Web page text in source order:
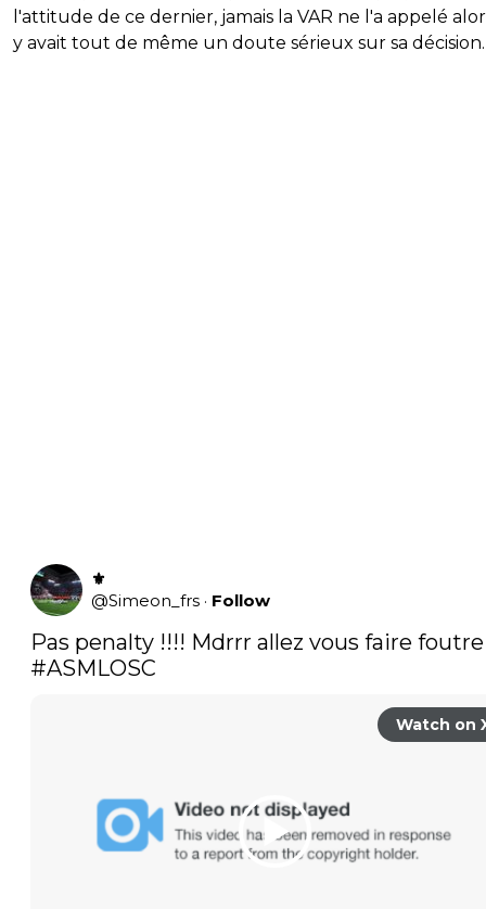
l'attitude de ce dernier, jamais la VAR ne l'a appelé
y avait tout de même un doute sérieux sur sa décision.
⚜️
@Simeon_frs · Follow
#ASMLOSC
Watch on